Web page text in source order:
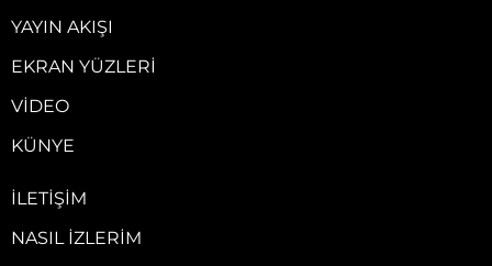
YAYIN AKIŞI
EKRAN YÜZLERI
VIDEO
KÜNYE
İLETIŞIM
NASIL İZLERIM